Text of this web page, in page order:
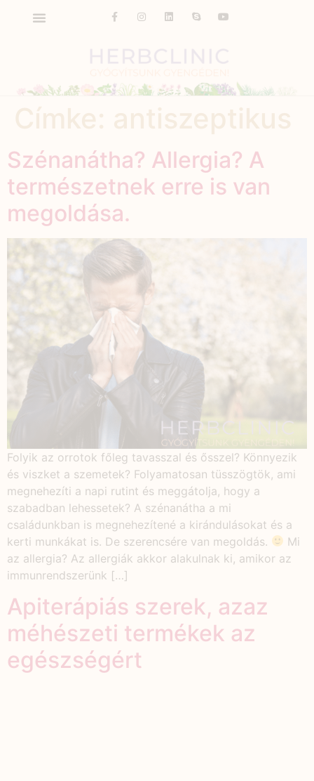
Szénanátha? Allergia? A
természetnek erre is van
megoldása.
Folyik az orrotok főleg tavasszal és ősszel? Könnyezik
és viszket a szemetek? Folyamatosan tüsszögtök, ami
megnehezíti a napi rutint és meggátolja, hogy a
szabadban lehessetek? A szénanátha a mi
családunkban is megnehezítené a kirándulásokat és a
kerti munkákat is. De szerencsére van megoldás.
Mi
az allergia? Az allergiák akkor alakulnak ki, amikor az
immunrendszerünk […]
Apiterápiás szerek, azaz
méhészeti termékek az
egészségért